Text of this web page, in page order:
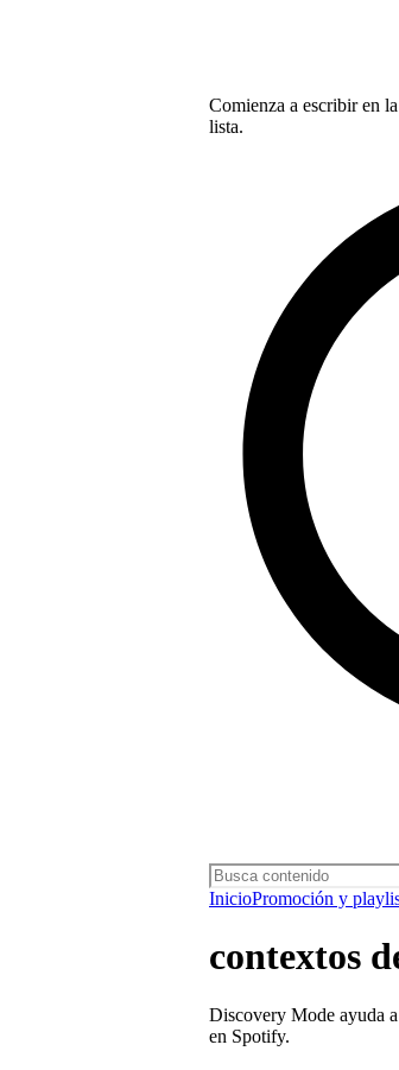
Comienza a escribir en
lista.
InicioPromoción y
contextos
Discovery Mode ayuda a
en Spotify.